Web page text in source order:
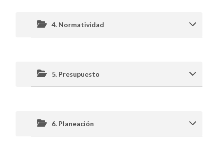
4. Normatividad
5. Presupuesto
6. Planeación